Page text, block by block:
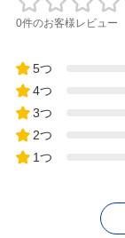
0件のお客様レビュー
5つ
4つ
3つ
2つ
1つ